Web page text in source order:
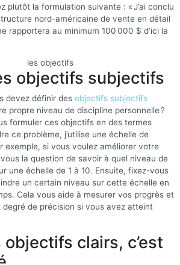
plutôt la formulation suivante : « J’ai conclu
nord-américaine de vente en détail
rapportera au minimum 100 000 $ d’ici la
objectifs subjectifs
devez définir des objectifs subjectifs
propre niveau de discipline personnelle ?
formuler ces objectifs en des termes
ce problème, j’utilise une échelle de
exemple, si vous voulez améliorer votre
la question de savoir à quel niveau de
une échelle de 1 à 10. Ensuite, fixez-vous
un certain niveau sur cette échelle en
Cela vous aide à mesurer vos progrès et
de précision si vous avez atteint
clairs, c’est